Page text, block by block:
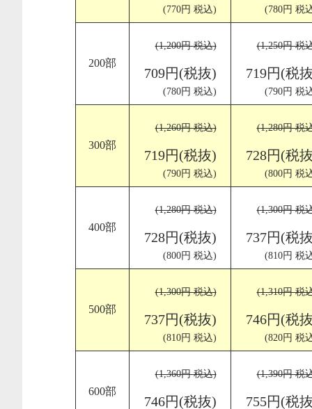
(770円 税込) (780円 税
200部
(1,200円 税込)
709円(税抜)
(780円 税込)
(1,250円 税
719円(税
(790円 税
300部
(1,260円 税込)
719円(税抜)
(790円 税込)
(1,280円 税
728円(税
(800円 税
400部
(1,280円 税込)
728円(税抜)
(800円 税込)
(1,300円 税
737円(税
(810円 税
500部
(1,300円 税込)
737円(税抜)
(810円 税込)
(1,310円 税
746円(税
(820円 税
600部
(1,360円 税込)
746円(税抜)
(1,390円 税
755円(税